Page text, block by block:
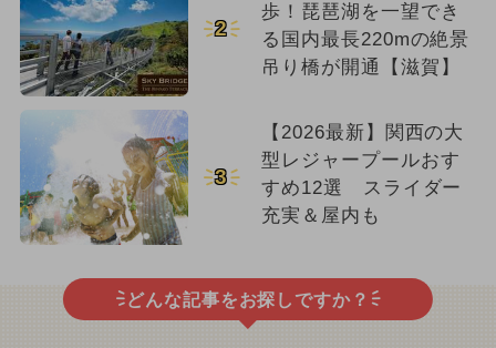
2
歩！琵琶湖を一望でき
る国内最長220mの絶景
吊り橋が開通【滋賀】
3
【2026最新】関西の大
型レジャープールおす
すめ12選 スライダー
充実＆屋内も
どんな記事をお探しですか？